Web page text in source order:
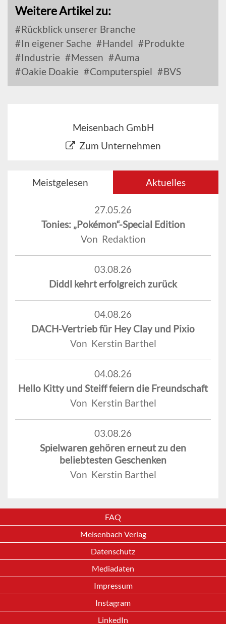
Weitere Artikel zu:
Rückblick unserer Branche
In eigener Sache
Handel
Produkte
Industrie
Messen
Auma
Oakie Doakie
Computerspiel BVS
Meisenbach GmbH
Zum Unternehmen
Meistgelesen Aktuelles
27.05.26
Tonies: „Pokémon“-Special Edition
Von Redaktion
03.08.26
Diddl kehrt erfolgreich zurück
04.08.26
DACH-Vertrieb für Hey Clay und Pixio
Von Kerstin Barthel
04.08.26
Hello Kitty und Steiff feiern die Freundschaft
Von Kerstin Barthel
03.08.26
Spielwaren gehören erneut zu den
beliebtesten Geschenken
Von Kerstin Barthel
FAQ
Meisenbach Verlag
Datenschutz
Mediadaten
Impressum
Instagram
LinkedIn